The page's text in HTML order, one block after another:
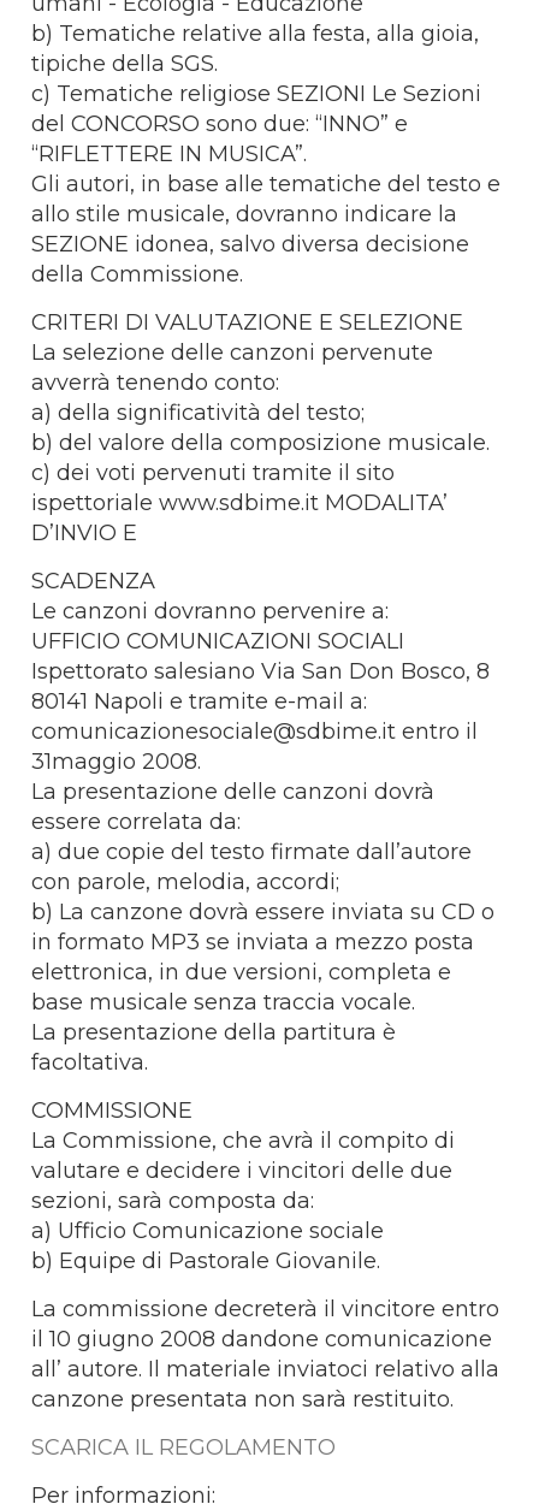
b) Tematiche relative alla festa, alla gioia,
tipiche della SGS.
c) Tematiche religiose SEZIONI Le Sezioni
del CONCORSO sono due: “INNO” e
“RIFLETTERE IN MUSICA”.
Gli autori, in base alle tematiche del testo e
allo stile musicale, dovranno indicare la
SEZIONE idonea, salvo diversa decisione
della Commissione.
CRITERI DI VALUTAZIONE E SELEZIONE
La selezione delle canzoni pervenute
avverrà tenendo conto:
a) della significatività del testo;
b) del valore della composizione musicale.
c) dei voti pervenuti tramite il sito
ispettoriale www.sdbime.it MODALITA’
D’INVIO E
SCADENZA
Le canzoni dovranno pervenire a:
UFFICIO COMUNICAZIONI SOCIALI
Ispettorato salesiano Via San Don Bosco, 8
80141 Napoli e tramite e-mail a:
comunicazionesociale@sdbime.it entro il
31maggio 2008.
La presentazione delle canzoni dovrà
essere correlata da:
a) due copie del testo firmate dall’autore
con parole, melodia, accordi;
b) La canzone dovrà essere inviata su CD o
in formato MP3 se inviata a mezzo posta
elettronica, in due versioni, completa e
base musicale senza traccia vocale.
La presentazione della partitura è
facoltativa.
COMMISSIONE
La Commissione, che avrà il compito di
valutare e decidere i vincitori delle due
sezioni, sarà composta da:
a) Ufficio Comunicazione sociale
b) Equipe di Pastorale Giovanile.
La commissione decreterà il vincitore entro
il 10 giugno 2008 dandone comunicazione
all’ autore. Il materiale inviatoci relativo alla
canzone presentata non sarà restituito.
SCARICA IL REGOLAMENTO
Per informazioni: